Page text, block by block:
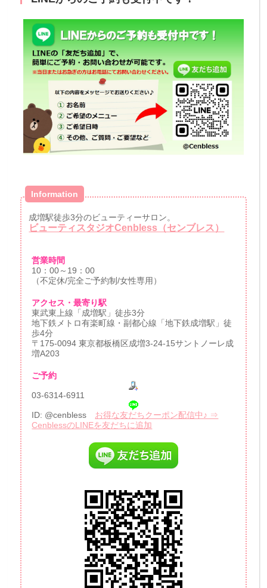
Information
成増駅徒歩3分のビューティーサロン。
ビューティスタジオCenbless（センブレス）
営業時間
10：00～19：00
（不定休/完全ご予約制/女性専用）
アクセス・最寄り駅
東武東上線「成増駅」徒歩3分
地下鉄メトロ有楽町線・副都心線「地下鉄成増駅」徒
歩4分
〒175-0094 東京都板橋区成増3-24-15サントノーレ成
増A203
ご予約
03-6314-6911
ID: @cenbless お得な友だちクーポン配信中♪ ⇒
CenblessのLINEを友だちに追加